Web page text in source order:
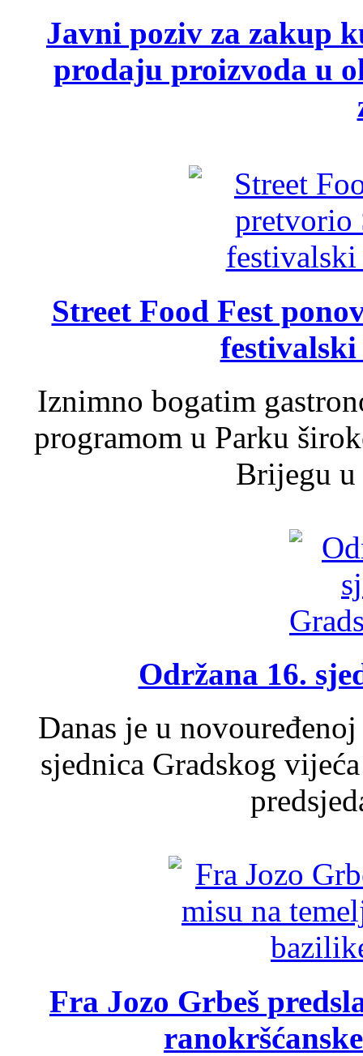
Javni poziv za zakup
prodaju proizvoda u
Street Food Fest
Iznimno bogatim
programom u Parku
Brijegu u
Održana 16.
Danas je u
sjednica Gradskog
Fra Jozo Grbeš